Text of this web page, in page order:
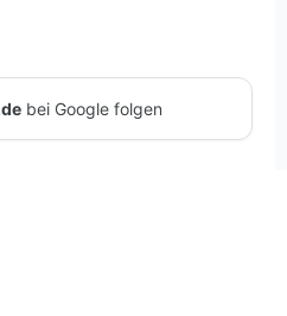
bei Google folgen